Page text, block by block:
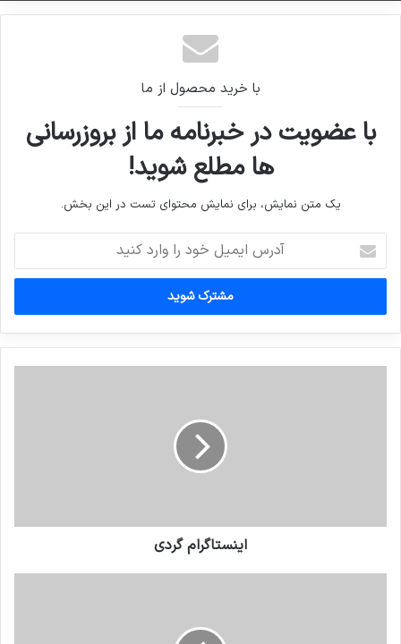
با خرید محصول از ما
با عضویت در خبرنامه ما از بروزرسانی
ها مطلع شوید!
یک متن نمایش، برای نمایش محتوای تست در این بخش.
ایمیل
خود
وارد
کنید
اینستاگرام گردی